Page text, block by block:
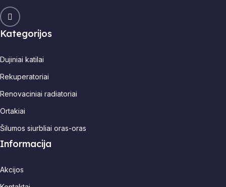
Kategorijos
Dujiniai katilai
Rekuperatoriai
Renovaciniai radiatoriai
Ortakiai
Šilumos siurbliai oras-oras
Informacija
Akcijos